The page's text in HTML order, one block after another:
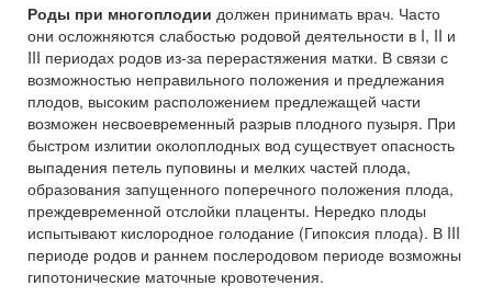
Роды при многоплодии должен принимать врач. Часто
они осложняются слабостью родовой деятельности в I, II и
III периодах родов из-за перерастяжения матки. В связи с
возможностью неправильного положения и предлежания
плодов, высоким расположением предлежащей части
возможен несвоевременный разрыв плодного пузыря. При
быстром излитии околоплодных вод существует опасность
выпадения петель пуповины и мелких частей плода,
образования запущенного поперечного положения плода,
преждевременной отслойки плаценты. Нередко плоды
испытывают кислородное голодание (Гипоксия плода). В III
периоде родов и раннем послеродовом периоде возможны
гипотонические маточные кровотечения.